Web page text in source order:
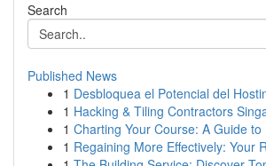
Search
Published News
1 Desbloquea el Potencial del
1 Hacking & Tiling Contractors
1 Charting Your Course: A Guide
1 Regaining More Effectively: Your